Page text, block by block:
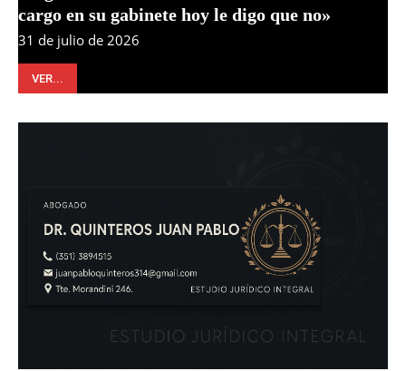
cargo en su gabinete hoy le digo que no»
31 de julio de 2026
VER...